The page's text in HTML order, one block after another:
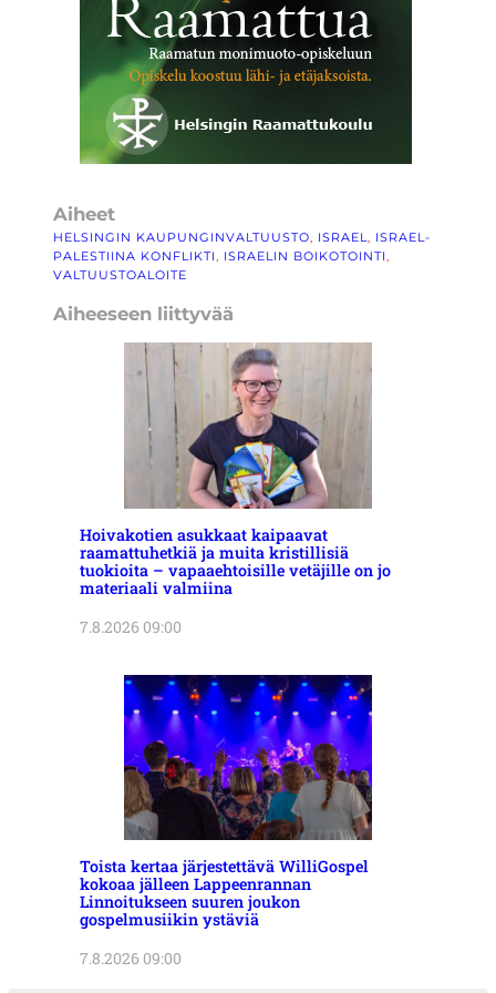
Aiheet
HELSINGIN KAUPUNGINVALTUUSTO, ISRAEL, ISRAEL-
PALESTIINA KONFLIKTI, ISRAELIN BOIKOTOINTI
VALTUUSTOALOITE
Aiheeseen liittyvää
Hoivakotien asukkaat kaipaavat
raamattuhetkiä ja muita kristillisiä
tuokioita – vapaaehtoisille vetäjille on jo
materiaali valmiina
7.8.2026 09:00
Toista kertaa järjestettävä WilliGospel
kokoaa jälleen Lappeenrannan
Linnoitukseen suuren joukon
gospelmusiikin ystäviä
7.8.2026 09:00